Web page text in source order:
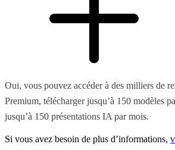
Oui, vous pouvez accéder à des milliers de
Premium, télécharger jusqu’à 150 modèles
jusqu’à 150 présentations IA par mois.
Si vous avez besoin de plus d’informations,